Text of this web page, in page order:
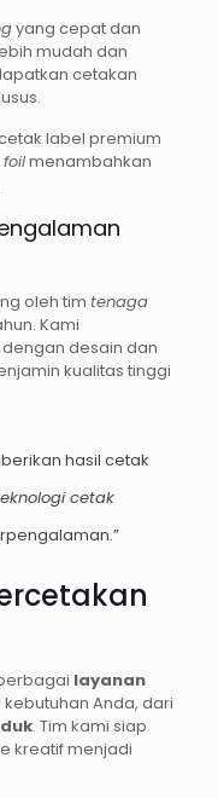
yang cepat dan
mudah dan
cetakan
label premium
menambahkan
oleh tim tenaga
Kami
desain dan
kualitas tinggi
hasil cetak
cetak
layanan
Anda, dari
. Tim kami siap
kreatif menjadi